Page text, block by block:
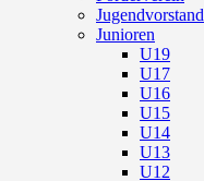
Jugendvorstand
Junioren
U19
U17
U16
U15
U14
U13
U12